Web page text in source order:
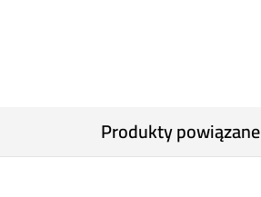
Produkty powiązane